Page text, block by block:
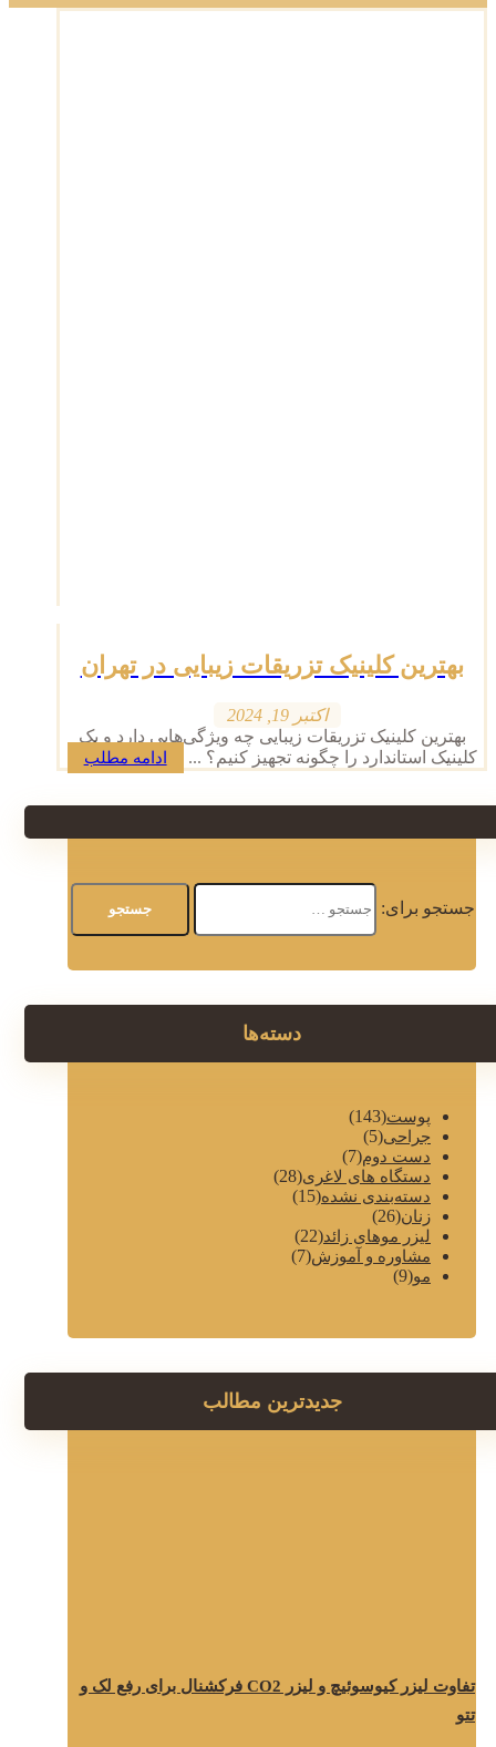
بهترین کلینیک تزریقات زیبایی در تهران
اکتبر 19, 2024
بهترین کلینیک تزریقات زیبایی چه ویژگی‌هایی دارد و یک
کلینیک استاندارد را چگونه تجهیز کنیم؟ ...
ادامه مطلب
جستجو برای:
دسته‌ها
پوست(143)
جراحی(5)
دست دوم(7)
دستگاه های لاغری(28)
دسته‌بندی نشده(15)
زنان(26)
لیزر موهای زائد(22)
مشاوره و آموزش(7)
مو(9)
جدیدترین مطالب
تفاوت لیزر کیوسوئیچ و لیزر CO2 فرکشنال برای رفع لک و
تتو